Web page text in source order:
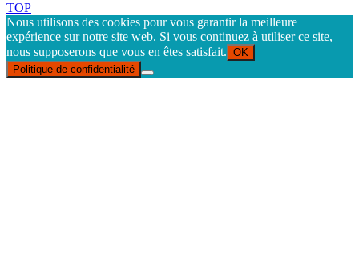
TOP
Nous utilisons des cookies pour vous garantir la meilleure
expérience sur notre site web. Si vous continuez à utiliser ce site,
nous supposerons que vous en êtes satisfait. OK
Politique de confidentialité